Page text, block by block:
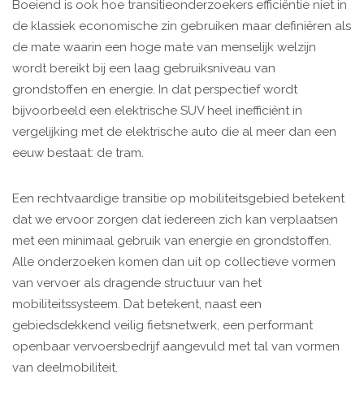
Boeiend is ook hoe transitieonderzoekers efficiëntie niet in
de klassiek economische zin gebruiken maar definiëren als
de mate waarin een hoge mate van menselijk welzijn
wordt bereikt bij een laag gebruiksniveau van
grondstoffen en energie. In dat perspectief wordt
bijvoorbeeld een elektrische SUV heel inefficiënt in
vergelijking met de elektrische auto die al meer dan een
eeuw bestaat: de tram.
Een rechtvaardige transitie op mobiliteitsgebied betekent
dat we ervoor zorgen dat iedereen zich kan verplaatsen
met een minimaal gebruik van energie en grondstoffen.
Alle onderzoeken komen dan uit op collectieve vormen
van vervoer als dragende structuur van het
mobiliteitssysteem. Dat betekent, naast een
gebiedsdekkend veilig fietsnetwerk, een performant
openbaar vervoersbedrijf aangevuld met tal van vormen
van deelmobiliteit.